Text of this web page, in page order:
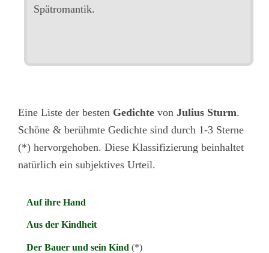
Spätromantik.
Eine Liste der besten Gedichte vonJulius Sturm.
Schöne & berühmte Gedichte sind durch 1-3 Sterne
(*) hervorgehoben. Diese Klassifizierung beinhaltet
natürlich ein subjektives Urteil.
Auf ihre Hand
Aus der Kindheit
Der Bauer und sein Kind (*)